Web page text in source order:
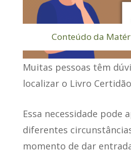
Conteúdo da
Muitas pessoas têm
localizar o Livro
Essa necessidade pode
diferentes
momento de dar